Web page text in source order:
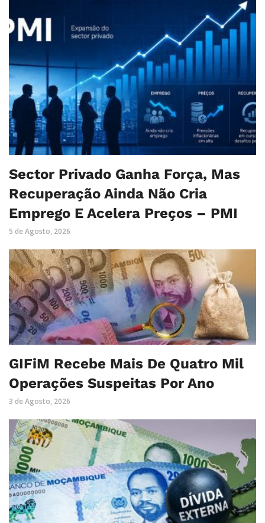
Sector Privado Ganha Força, Mas
Recuperação Ainda Não Cria
Emprego E Acelera Preços – PMI
5 de Agosto, 2026
GIFiM Recebe Mais De Quatro Mil
Operações Suspeitas Por Ano
3 de Agosto, 2026